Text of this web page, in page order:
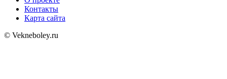
Контакты
Карта сайта
© Vekneboley.ru